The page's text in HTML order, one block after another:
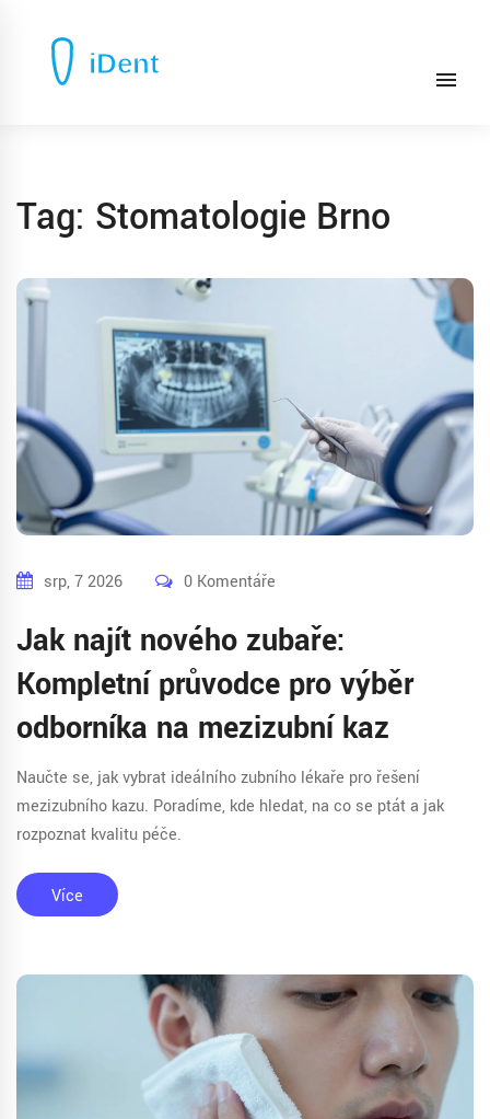
Tag: Stomatologie Brno
srp, 7 2026 0 Komentáře
Jak najít nového zubaře:
Kompletní průvodce pro výběr
odborníka na mezizubní kaz
Naučte se, jak vybrat ideálního zubního lékaře pro řešení
mezizubního kazu. Poradíme, kde hledat, na co se ptát a jak
rozpoznat kvalitu péče.
Více